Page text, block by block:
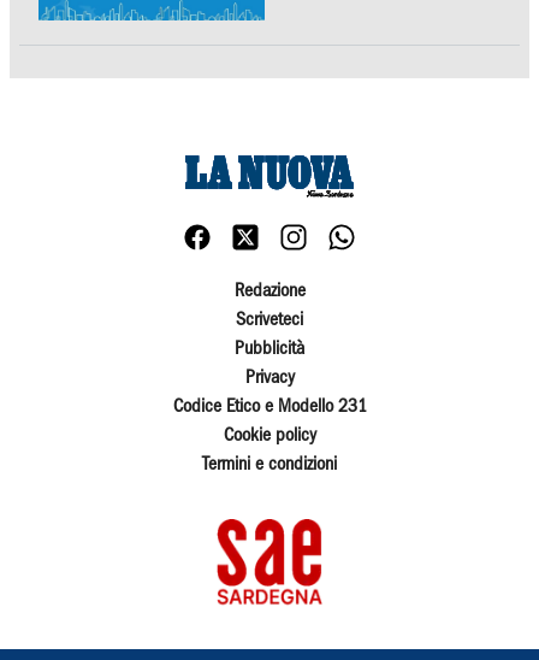
Redazione
Scriveteci
Pubblicità
Privacy
Codice Etico e Modello 231
Cookie policy
Termini e condizioni